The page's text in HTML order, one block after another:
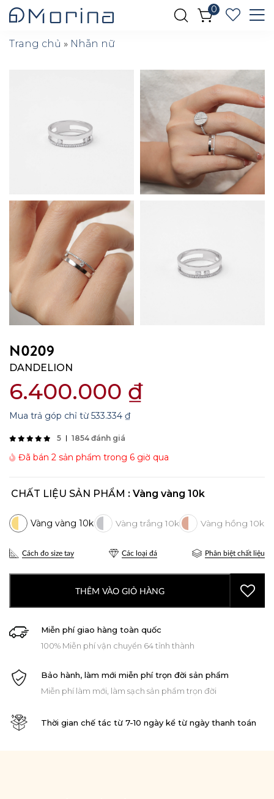
0
Trang chủ » Nhẫn nữ
N0209
DANDELION
6.400.000 ₫
Mua trả góp chỉ từ533.334 ₫
5 1854 đánh giá
Đã bán 2 sản phẩm trong 6 giờ qua
CHẤT LIỆU SẢN PHẨM : Vàng vàng 10k
Cách đo size tay Các loại đá Phân biệt chất liệu
THÊM VÀO GIỎ HÀNG
Miễn phí giao hàng toàn quốc
100% Miễn phí vận chuyển 64 tỉnh thành
Bảo hành, làm mới miễn phí trọn đời sản phẩm
Miễn phí làm mới, làm sạch sản phẩm trọn đời
Thời gian chế tác từ 7-10 ngày kể từ ngày thanh toán